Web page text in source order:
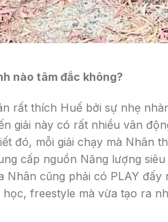
nào tâm đắc không?
rất thích Huế bởi sự nhẹ
giải này có rất nhiều vân
đó, mỗi giải chạy mà Nhân
cấp nguồn Năng lượng
Nhân cũng phải có PLAY
freestyle mà vừa tạo ra